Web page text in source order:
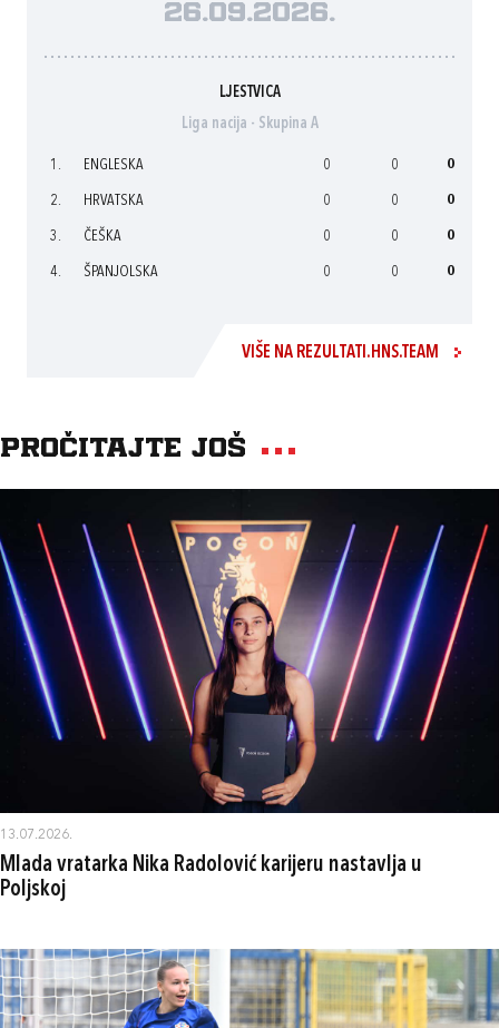
26.09.2026.
LJESTVICA
Liga nacija - Skupina A
1. ENGLESKA 0 0 0
2. HRVATSKA 0 0 0
3. ČEŠKA 0 0 0
4. ŠPANJOLSKA 0 0 0
VIŠE NA REZULTATI.HNS.TEAM
Pročitajte još
13.07.2026.
Mlada vratarka Nika Radolović karijeru nastavlja u
Poljskoj